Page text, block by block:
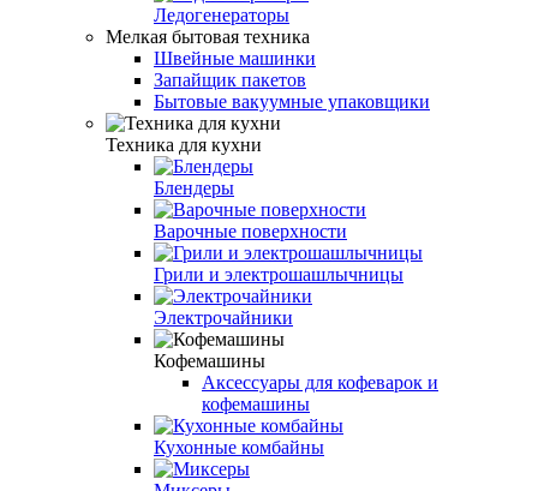
Ледогенераторы
Мелкая бытовая техника
Швейные машинки
Запайщик пакетов
Бытовые вакуумные упаковщики
Техника для кухни
Блендеры
Варочные поверхности
Грили и электрошашлычницы
Электрочайники
Кофемашины
Аксессуары для кофеварок и
кофемашины
Кухонные комбайны